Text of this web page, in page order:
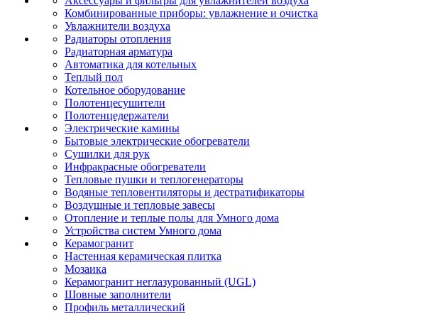
Комбинированные приборы: увлажнение и очистка
Увлажнители воздуха
Радиаторы отопления
Радиаторная арматура
Автоматика для котельных
Теплый пол
Котельное оборудование
Полотенцесушители
Полотенцедержатели
Электрические камины
Бытовые электрические обогреватели
Сушилки для рук
Инфракрасные обогреватели
Тепловые пушки и теплогенераторы
Водяные тепловентиляторы и дестратификаторы
Воздушные и тепловые завесы
Отопление и теплые полы для Умного дома
Устройства систем Умного дома
Керамогранит
Настенная керамическая плитка
Мозаика
Керамогранит неглазурованный (UGL)
Шовные заполнители
Профиль металлический